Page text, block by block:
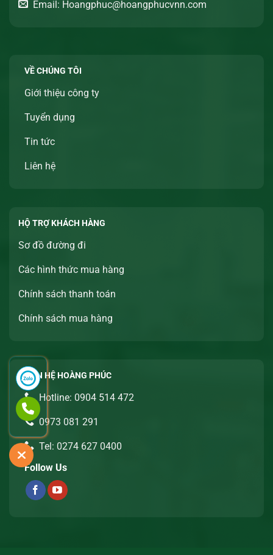
Email: Hoangphuc@hoangphucvnn.com
VỀ CHÚNG TÔI
Giới thiệu công ty
Tuyển dụng
Tin tức
Liên hệ
HỘ TRỢ KHÁCH HÀNG
Sơ đồ đường đi
Các hình thức mua hàng
Chính sách thanh toán
Chính sách mua hàng
LIÊN HỆ HOÀNG PHÚC
Hotline: 0904 514 472
0973 081 291
Tel: 0274 627 0400
Follow Us